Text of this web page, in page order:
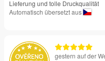
Lieferung und tolle Druckqualität
Automatisch übersetzt aus
gestern auf der